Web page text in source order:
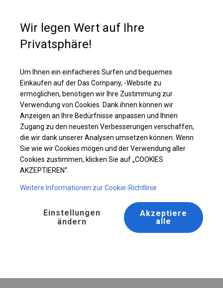
Ganzjährig geöffnete Zelthalle | 8x12 m
Wir legen Wert auf Ihre
Privatsphäre!
Um Ihnen ein einfacheres Surfen und bequemes
Einkaufen auf der Das Company, -Website zu
ermöglichen, benötigen wir Ihre Zustimmung zur
Verwendung von Cookies. Dank ihnen können wir
Anzeigen an Ihre Bedürfnisse anpassen und Ihnen
Zugang zu den neuesten Verbesserungen verschaffen,
die wir dank unserer Analysen umsetzen können. Wenn
Sie wie wir Cookies mögen und der Verwendung aller
Cookies zustimmen, klicken Sie auf „COOKIES
AKZEPTIEREN“.
Weitere Informationen zur Cookie-Richtlinie
Einstellungen
ändern
Akzeptiere
alle